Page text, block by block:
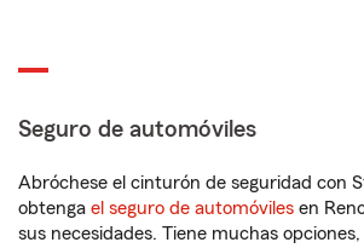
Seguro de automóviles
Abróchese el cinturón de seguridad con
obtenga el seguro de automóviles en
sus necesidades. Tiene muchas